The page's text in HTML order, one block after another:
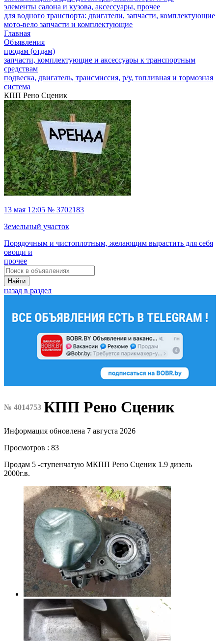
элементы салона и кузова, аксессуары, прочее
для водного транспорта: двигатели, запчасти, комплектующие
мото-вело запчасти и комплектующие
Главная
Объявления
продам (отдам)
запчасти, комплектующие и аксессуары к транспортным
средствам
подвеска, двигатель, трансмиссия, р/у, топливная и тормозная
система
КПП Рено Сценик
13 мая 12:05 № 3702183
Земельный участок
Порядочным и чистоплотным, желающим вырастить для себя
овощи и
прочее
Найти
назад в раздел
№ 4014753 КПП Рено Сценик
Информация обновлена 7 августа 2026
Просмотров : 83
Продам 5 -ступенчатую МКПП Рено Сценик 1.9 дизель
2000г.в.